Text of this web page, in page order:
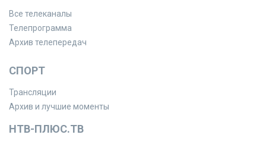
Все телеканалы
Телепрограмма
Архив телепередач
СПОРТ
Трансляции
Архив и лучшие моменты
НТВ-ПЛЮС.ТВ